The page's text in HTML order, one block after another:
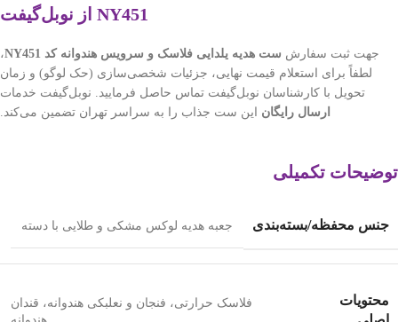
NY451 از نوبل‌گیفت
جهت ثبت سفارش ست هدیه یلدایی فلاسک و سرویس هندوانه کد NY451
،
لطفاً برای استعلام قیمت نهایی، جزئیات شخصی‌سازی (حک لوگو) و زمان
تحویل با کارشناسان نوبل‌گیفت تماس حاصل فرمایید. نوبل‌گیفت خدمات
ارسال رایگان این ست جذاب را به سراسر تهران تضمین می‌کند.
توضیحات تکمیلی
جنس محفظه/بسته‌بندی جعبه هدیه لوکس مشکی و طلایی با دسته
محتویات
فلاسک حرارتی، فنجان و نعلبکی هندوانه، قندان
هندوانه